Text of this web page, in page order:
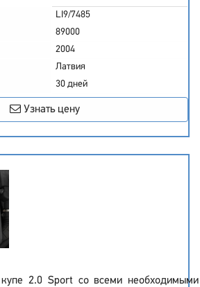
LI9/7485
89000
2004
Латвия
30 дней
Узнать цену
2.0 Sport со всеми необходимыми